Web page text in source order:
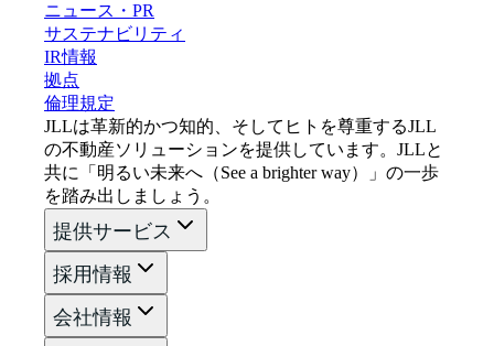
ニュース・PR
サステナビリティ
IR情報
拠点
倫理規定
JLLは革新的かつ知的、そしてヒトを尊重するJLL
の不動産ソリューションを提供しています。JLLと
共に「明るい未来へ（See a brighter way）」の一歩
を踏み出しましょう。
提供サービス
採用情報
会社情報